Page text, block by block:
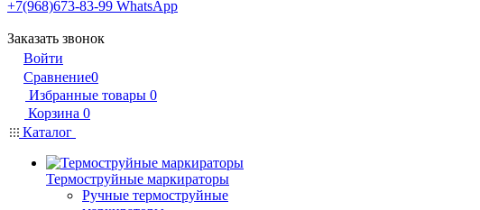
+7(968)673-83-99 WhatsApp
Заказать звонок
Войти
Сравнение0
Избранные товары 0
Корзина 0
Каталог
Термоструйные маркираторы
Ручные термоструйные